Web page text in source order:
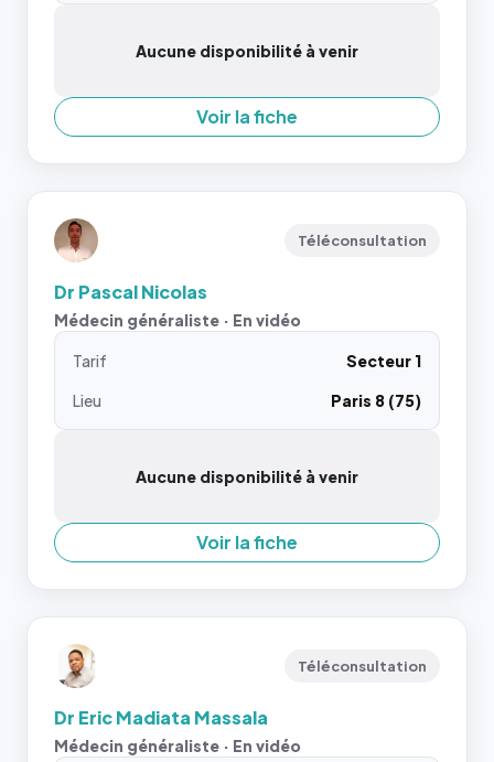
Aucune disponibilité à venir
Voir la fiche
Téléconsultation
Dr Pascal Nicolas
Médecin généraliste · En vidéo
Tarif
Secteur 1
Lieu
Paris 8 (75)
Aucune disponibilité à venir
Voir la fiche
Téléconsultation
Dr Eric Madiata Massala
Médecin généraliste · En vidéo